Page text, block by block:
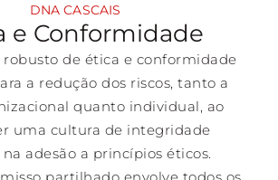
DNA CASCAIS
e Conformidade
robusto de ética e conformidade
a redução dos riscos, tanto a
quanto individual, ao
uma cultura de integridade
na adesão a princípios éticos.